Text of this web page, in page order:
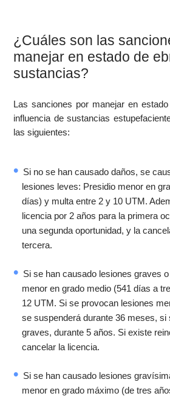
¿Cuáles son las
manejar en estado de
sustancias?
Las sanciones por manejar en
influencia de sustancias
las siguientes:
Si no se han causado daños, se
lesiones leves: Presidio menor en
días) y multa entre 2 y 10 UTM.
licencia por 2 años para la primera
una segunda oportunidad, y la
tercera.
Si se han causado lesiones graves
menor en grado medio (541 días a
12 UTM. Si se provocan lesiones
se suspenderá durante 36 meses, si
graves, durante 5 años. Si existe
cancelar la licencia.
Si se han causado lesiones
menor en grado máximo (de tres